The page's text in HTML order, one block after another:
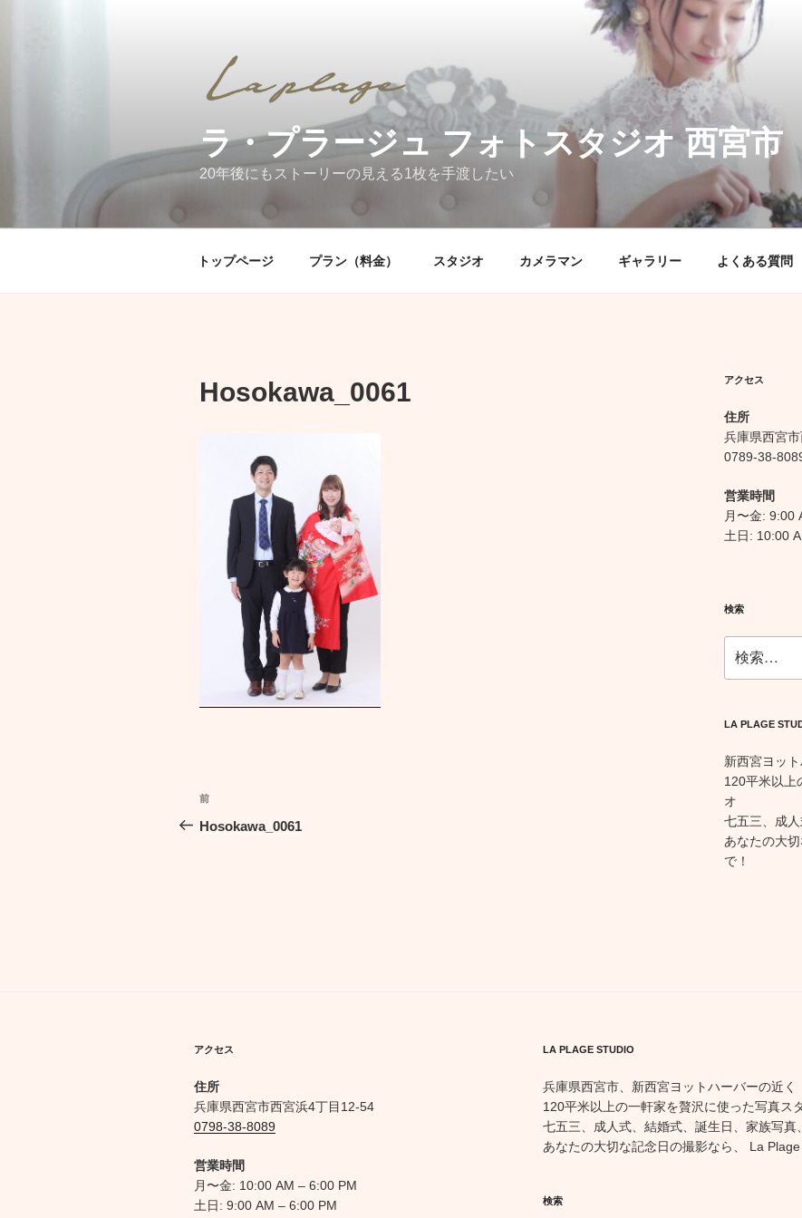
ラ・プラージュ フォトスタジオ 西宮市
20年後にもストーリーの見える1枚を手渡したい
トップページ プラン（料金） スタジオ カメラマン ギャラリー よくある質問
Hosokawa_0061
投
稿
ン
前
の
前
Hosokawa_0061
アクセス
住所
兵庫県西宮
0789-38-
営業時間
月〜金: 9:00
土日: 10:00
検索
索:
LA PLAGE
新西宮ヨッ
120平米以上
オ
七五三、成
あなたの大
で！
アクセス
住所
兵庫県西宮市西宮浜4丁目12-54
0798-38-8089
営業時間
月〜金: 10:00 AM – 6:00 PM
土日: 9:00 AM – 6:00 PM
LA PLAGE STUDIO
兵庫県西宮市、新西宮ヨットハーバーの近く
120平米以上の一軒家を贅沢に使った写真ス
七五三、成人式、結婚式、誕生日、家族写真
あなたの大切な記念日の撮影なら、 La
検索